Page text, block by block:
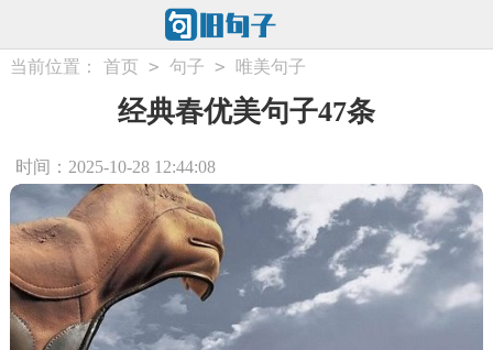
当前位置： 首页 > 句子 > 唯美句子
经典春优美句子47条
时间：2025-10-28 12:44:08